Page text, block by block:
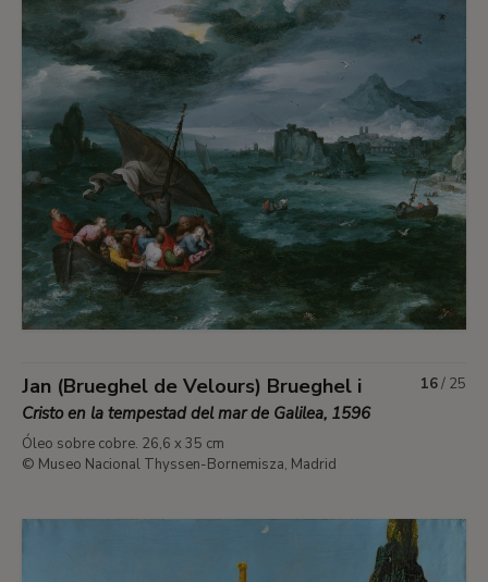
Jan (Brueghel de Velours) Brueghel i
Cristo en la tempestad del mar de Galilea, 1596
Óleo sobre cobre. 26,6 x 35 cm
© Museo Nacional Thyssen-Bornemisza, Madrid
16/ 25